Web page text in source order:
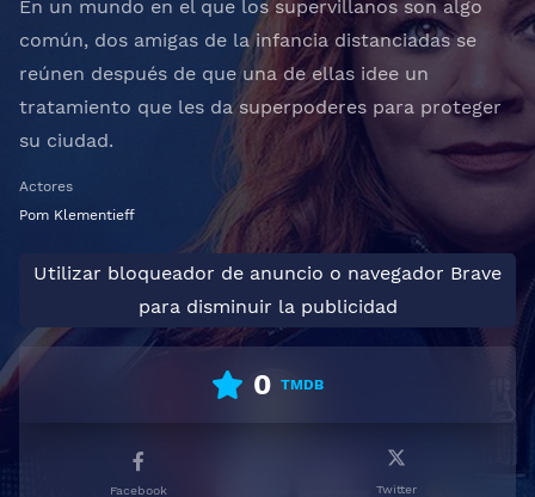
En un mundo en el que los supervillanos son algo
común, dos amigas de la infancia distanciadas se
reúnen después de que una de ellas idee un
tratamiento que les da superpoderes para proteger
su ciudad.
Actores
Pom Klementieff
Utilizar bloqueador de anuncio o navegador Brave
para disminuir la publicidad
0 TMDB
Facebook Twitter